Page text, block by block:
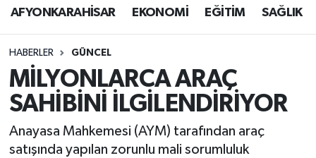
AFYONKARAHİSAR EKONOMİ EĞİTİM SAĞLIK
HABERLER GÜNCEL
MİLYONLARCA ARAÇ
SAHİBİNİ İLGİLENDİRİYOR
Anayasa Mahkemesi (AYM) tarafından araç
satışında yapılan zorunlu mali sorumluluk